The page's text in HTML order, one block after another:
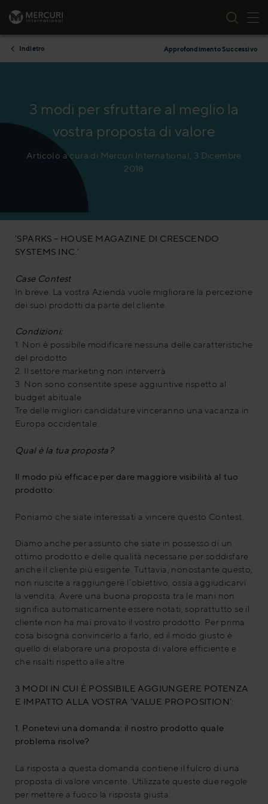
Vai al contenuto
Indietro Approfondimento Successivo
3 modi per sfruttare al meglio la
vostra proposta di valore
Articolo a cura di Mercuri International, 3 Dicembre
2018
‘SPARKS – HOUSE MAGAZINE DI CRESCENDO
SYSTEMS INC.’
Case Contest
In breve: La vostra Azienda vuole migliorare la percezione
dei suoi prodotti da parte del cliente.
Condizioni:
1. Non è possibile modificare nessuna delle caratteristiche
del prodotto
2. Il settore marketing non interverrà
3. Non sono consentite spese aggiuntive rispetto al
budget abituale
Tre delle migliori candidature vinceranno una vacanza in
Europa occidentale.
Qual è la tua proposta?
Il modo più efficace per dare maggiore visibilità al tuo
prodotto:
Poniamo che siate interessati a vincere questo Contest.
Diamo anche per assunto che siate in possesso di un
ottimo prodotto e delle qualità necessarie per soddisfare
anche il cliente più esigente. Tuttavia, nonostante questo,
non riuscite a raggiungere l’obiettivo, ossia aggiudicarvi
la vendita. Avere una buona proposta tra le mani non
significa automaticamente essere notati, soprattutto se il
cliente non ha mai provato il vostro prodotto. Per prima
cosa bisogna convincerlo a farlo, ed il modo giusto è
quello di elaborare una proposta di valore efficiente e
che risalti rispetto alle altre.
3 MODI IN CUI È POSSIBILE AGGIUNGERE POTENZA
E IMPATTO ALLA VOSTRA ‘VALUE PROPOSITION’:
1. Ponetevi una domanda: il nostro prodotto quale
problema risolve?
La risposta a questa domanda contiene il fulcro di una
proposta di valore vincente. Utilizzate queste due regole
per mettere a fuoco la risposta giusta: